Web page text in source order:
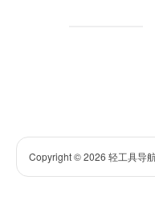
Copyright © 2026 轻工具导